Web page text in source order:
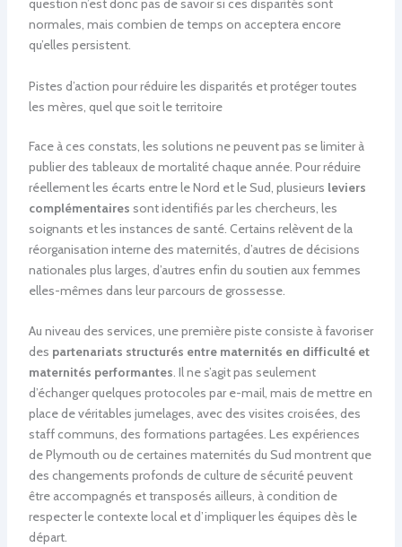
question n’est donc pas de savoir si ces disparités sont
normales, mais combien de temps on acceptera encore
qu’elles persistent.
Pistes d’action pour réduire les disparités et protéger toutes
les mères, quel que soit le territoire
Face à ces constats, les solutions ne peuvent pas se limiter à
publier des tableaux de mortalité chaque année. Pour réduire
réellement les écarts entre le Nord et le Sud, plusieurs leviers
complémentaires sont identifiés par les chercheurs, les
soignants et les instances de santé. Certains relèvent de la
réorganisation interne des maternités, d’autres de décisions
nationales plus larges, d’autres enfin du soutien aux femmes
elles-mêmes dans leur parcours de grossesse.
Au niveau des services, une première piste consiste à favoriser
des partenariats structurés entre maternités en difficulté et
maternités performantes. Il ne s’agit pas seulement
d’échanger quelques protocoles par e-mail, mais de mettre en
place de véritables jumelages, avec des visites croisées, des
staff communs, des formations partagées. Les expériences
de Plymouth ou de certaines maternités du Sud montrent que
des changements profonds de culture de sécurité peuvent
être accompagnés et transposés ailleurs, à condition de
respecter le contexte local et d’impliquer les équipes dès le
départ.